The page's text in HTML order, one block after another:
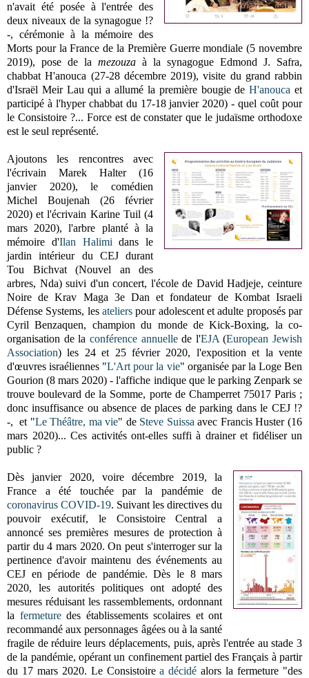
n'avait été posée à l'entrée des
deux niveaux de la synagogue !?
-, cérémonie à la mémoire des
Morts pour la France de la Première Guerre mondiale (5 novembre
2019), pose de la mezouza à la synagogue Edmond J. Safra,
chabbat H'anouca (27-28 décembre 2019), visite du grand rabbin
d'Israël Meir Lau qui a allumé la première bougie deH'anouca et
participé à l'hyper chabbat du 17-18 janvier 2020) - quel coût pour
le Consistoire ?... Force est de constater que le judaïsme orthodoxe
est le seul représenté.
Ajoutons les rencontres avec
l'écrivain Marek Halter (16
janvier 2020), le comédien
Michel Boujenah (26 février
2020) et l'écrivain Karine Tuil (4
mars 2020), l'arbre planté à la
mémoire d'Ilan Halimidans le
jardin intérieur du CEJ durant
Tou Bichvat (Nouvel an des
arbres, Nda) suivi d'un concert, l'école de David Hadjeje, ceinture
Noire de Krav Maga 3e Dan et fondateur de Kombat Israeli
Défense Systems, les ateliers pour adolescent et adulte proposés par
Cyril Benzaquen, champion du monde de Kick-Boxing, la co-
organisation de la conférence annuellede l'EJA(European Jewish
Association) les 24 et 25 février 2020, l'exposition et la vente
d'œuvres israéliennes "L'Art pour la vie" organisée par la Loge Ben
Gourion (8 mars 2020) - l'affiche indique que le parking Zenpark se
trouve boulevard de la Somme, porte de Champerret 75017 Paris ;
donc insuffisance ou absence de places de parking dans le CEJ !?
-, et "Le Théâtre, ma vie" de Steve Suissaavec Francis Huster (16
mars 2020)... Ces activités ont-elles suffi à drainer et fidéliser un
public ?
Dès janvier 2020, voire décembre 2019, la
France a été touchée par la pandémie de
coronavirus COVID-19. Suivant les directives du
pouvoir exécutif, le Consistoire Central a
annoncé ses premières mesures de protection à
partir du 4 mars 2020. On peut s'interroger sur la
pertinence d'avoir maintenu des événements au
CEJ en période de pandémie. Dès le 8 mars
2020, les autorités politiques ont adopté des
mesures réduisant les rassemblements, ordonnant
la fermeturedes établissements scolaires et ont
recommandé aux personnages âgées ou à la santé
fragile de réduire leurs déplacements, puis, après l'entrée au stade 3
de la pandémie, opérant un confinement partiel des Français à partir
du 17 mars 2020. Le Consistoirea décidé alors la fermeture "des